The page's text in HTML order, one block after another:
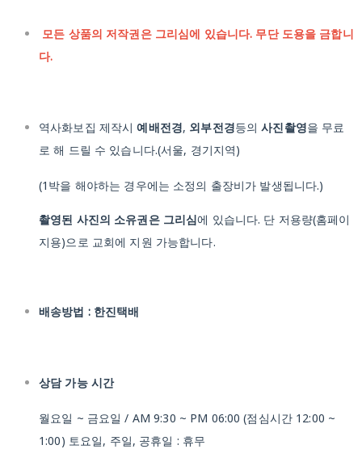
모든 상품의 저작권은 그리심에 있습니다. 무단 도용을 금합니
다.
역사화보집 제작시예배전경, 외부전경등의사진촬영을 무료
로 해 드릴 수 있습니다.(서울, 경기지역)
(1박을 해야하는 경우에는 소정의 출장비가 발생됩니다.)
촬영된 사진의 소유권은 그리심에 있습니다. 단 저용량(홈페이
지용)으로 교회에 지원 가능합니다.
배송방법 : 한진택배
상담 가능 시간
월요일 ~ 금요일 / AM 9:30 ~ PM 06:00 (점심시간 12:00 ~
1:00) 토요일, 주일, 공휴일 : 휴무